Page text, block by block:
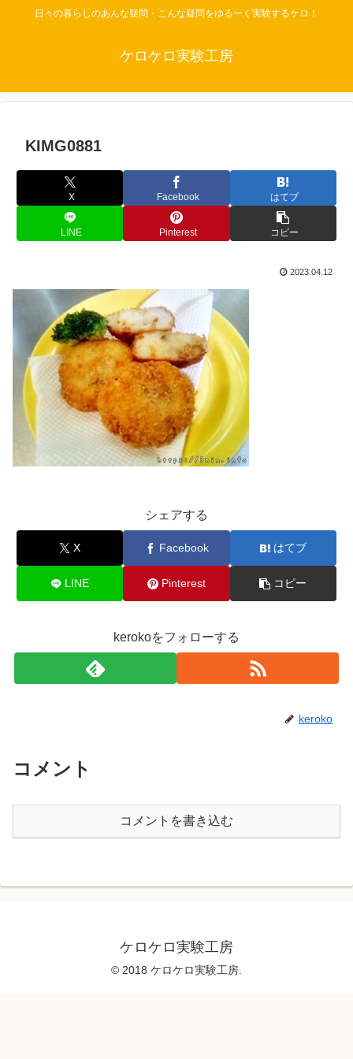
日々の暮らしのあんな疑問・こんな疑問をゆるーく実験するケロ！
ケロケロ実験工房
KIMG0881
X Facebook はてブ
LINE Pinterest コピー
2023.04.12
シェアする
X Facebook はてブ
LINE Pinterest コピー
kerokoをフォローする
keroko
コメント
コメントを書き込む
ケロケロ実験工房
© 2018 ケロケロ実験工房.